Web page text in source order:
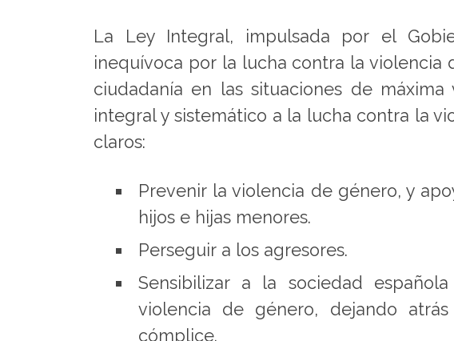
La Ley Integral, impulsada por el
inequívoca por la lucha contra la
ciudadanía en las situaciones de
integral y sistemático a la lucha contra la
claros:
Prevenir la violencia de género, y
hijos e hijas menores.
Perseguir a los agresores.
Sensibilizar a la sociedad
violencia de género, dejando
cómplice.